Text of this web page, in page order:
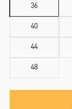
36
40
44
48